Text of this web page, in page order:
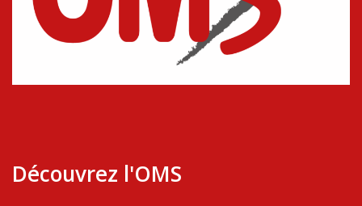
Découvrez l'OMS